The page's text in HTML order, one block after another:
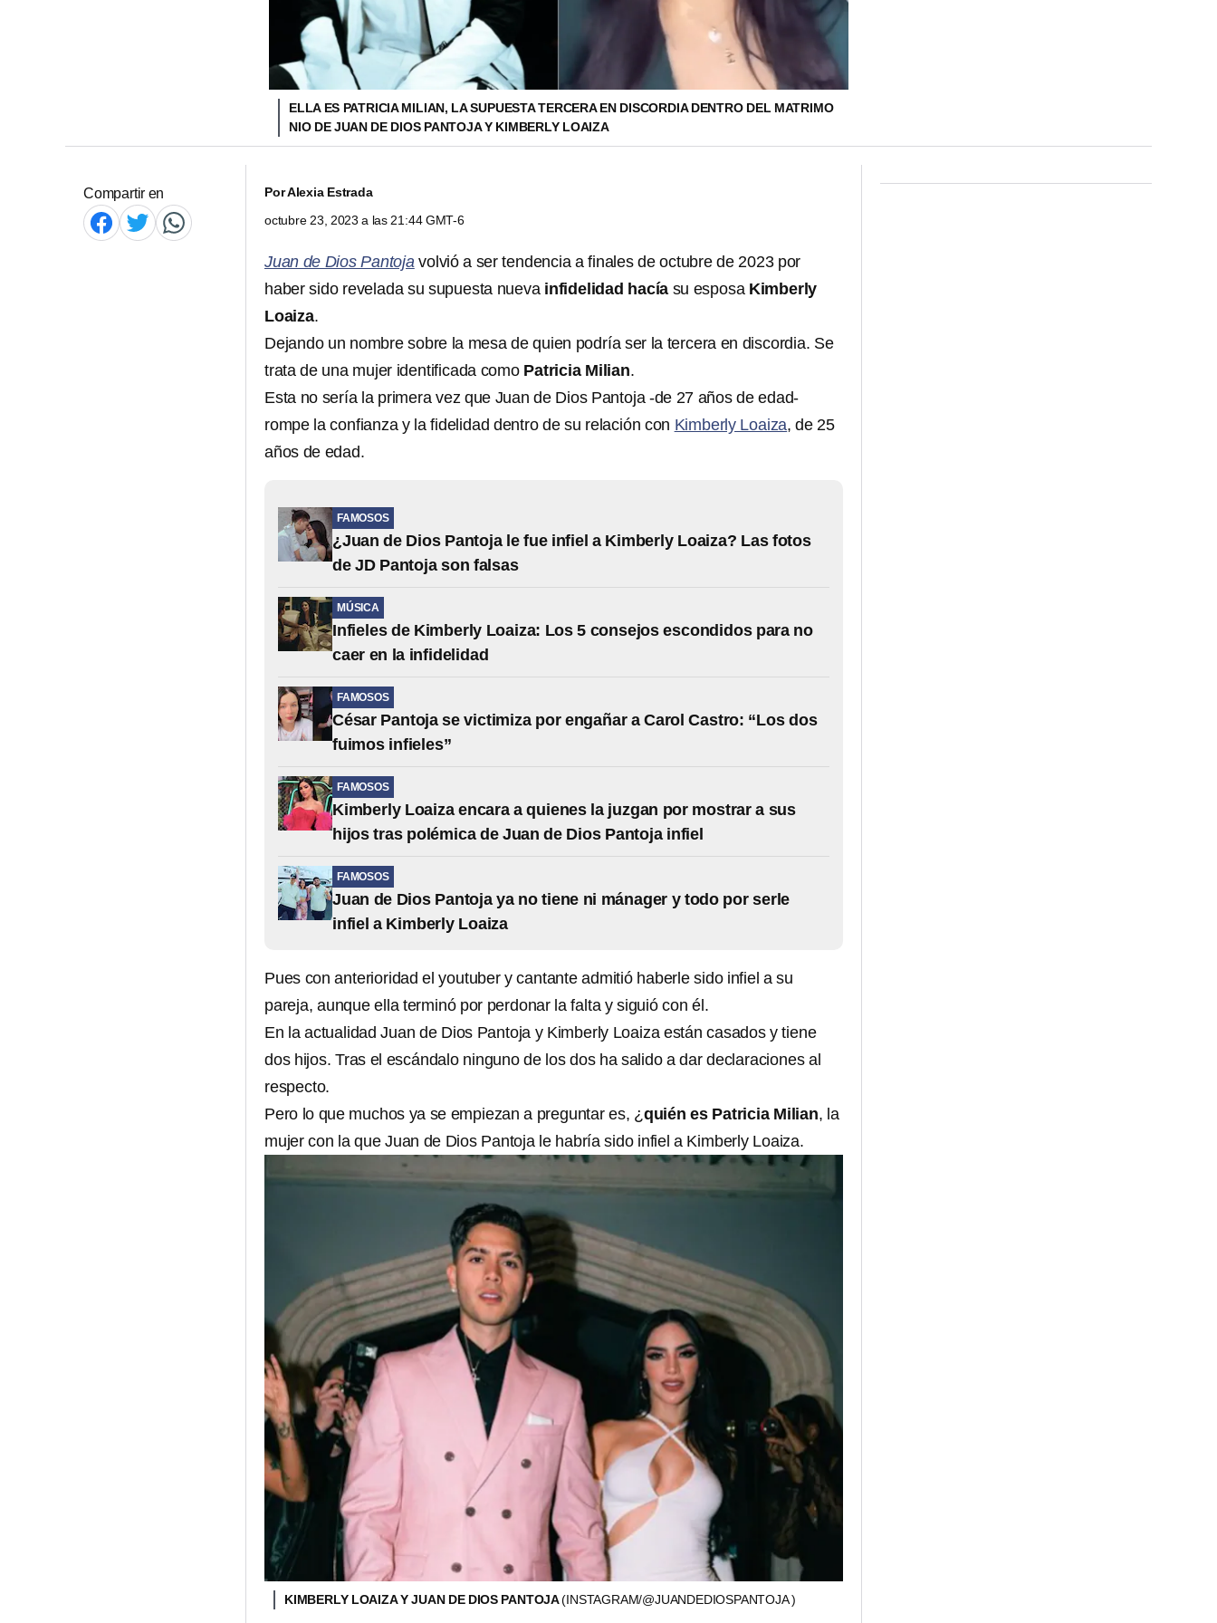
ELLA ES PATRICIA MILIAN, LA SUPUESTA TERCERA EN DISCORDIA DENTRO DEL MATRIMO
NIO DE JUAN DE DIOS PANTOJA Y KIMBERLY LOAIZA
Compartir en PorAlexia Estrada
octubre 23, 2023 a las 21:44 GMT-6
Juan de Dios Pantoja volvió a ser tendencia a finales de octubre de 2023 por
haber sido revelada su supuesta nueva infidelidad hacía su esposa Kimberly
Loaiza.
Dejando un nombre sobre la mesa de quien podría ser la tercera en discordia. Se
trata de una mujer identificada como Patricia Milian.
Esta no sería la primera vez que Juan de Dios Pantoja -de 27 años de edad-
rompe la confianza y la fidelidad dentro de su relación con Kimberly Loaiza, de 25
años de edad.
FAMOSOS
¿Juan de Dios Pantoja le fue infiel a Kimberly Loaiza? Las fotos
de JD Pantoja son falsas
MÚSICA
Infieles de Kimberly Loaiza: Los 5 consejos escondidos para no
caer en la infidelidad
FAMOSOS
César Pantoja se victimiza por engañar a Carol Castro: “Los dos
fuimos infieles”
FAMOSOS
Kimberly Loaiza encara a quienes la juzgan por mostrar a sus
hijos tras polémica de Juan de Dios Pantoja infiel
FAMOSOS
Juan de Dios Pantoja ya no tiene ni mánager y todo por serle
infiel a Kimberly Loaiza
Pues con anterioridad el youtuber y cantante admitió haberle sido infiel a su
pareja, aunque ella terminó por perdonar la falta y siguió con él.
En la actualidad Juan de Dios Pantoja y Kimberly Loaiza están casados y tiene
dos hijos. Tras el escándalo ninguno de los dos ha salido a dar declaraciones al
respecto.
Pero lo que muchos ya se empiezan a preguntar es, ¿quién es Patricia Milian, la
mujer con la que Juan de Dios Pantoja le habría sido infiel a Kimberly Loaiza.
KIMBERLY LOAIZA Y JUAN DE DIOS PANTOJA(INSTAGRAM/@JUANDEDIOSPANTOJA )